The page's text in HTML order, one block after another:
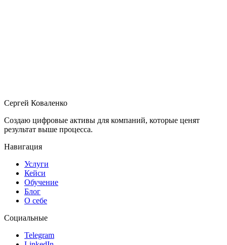
Сергей Коваленко
Создаю цифровые активы для компаний, которые ценят
результат выше процесса.
Навигация
Услуги
Кейси
Обучение
Блог
О себе
Социальные
Telegram